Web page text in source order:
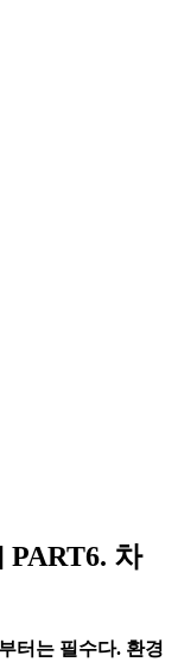
PART6. 차
터는 필수다. 환경